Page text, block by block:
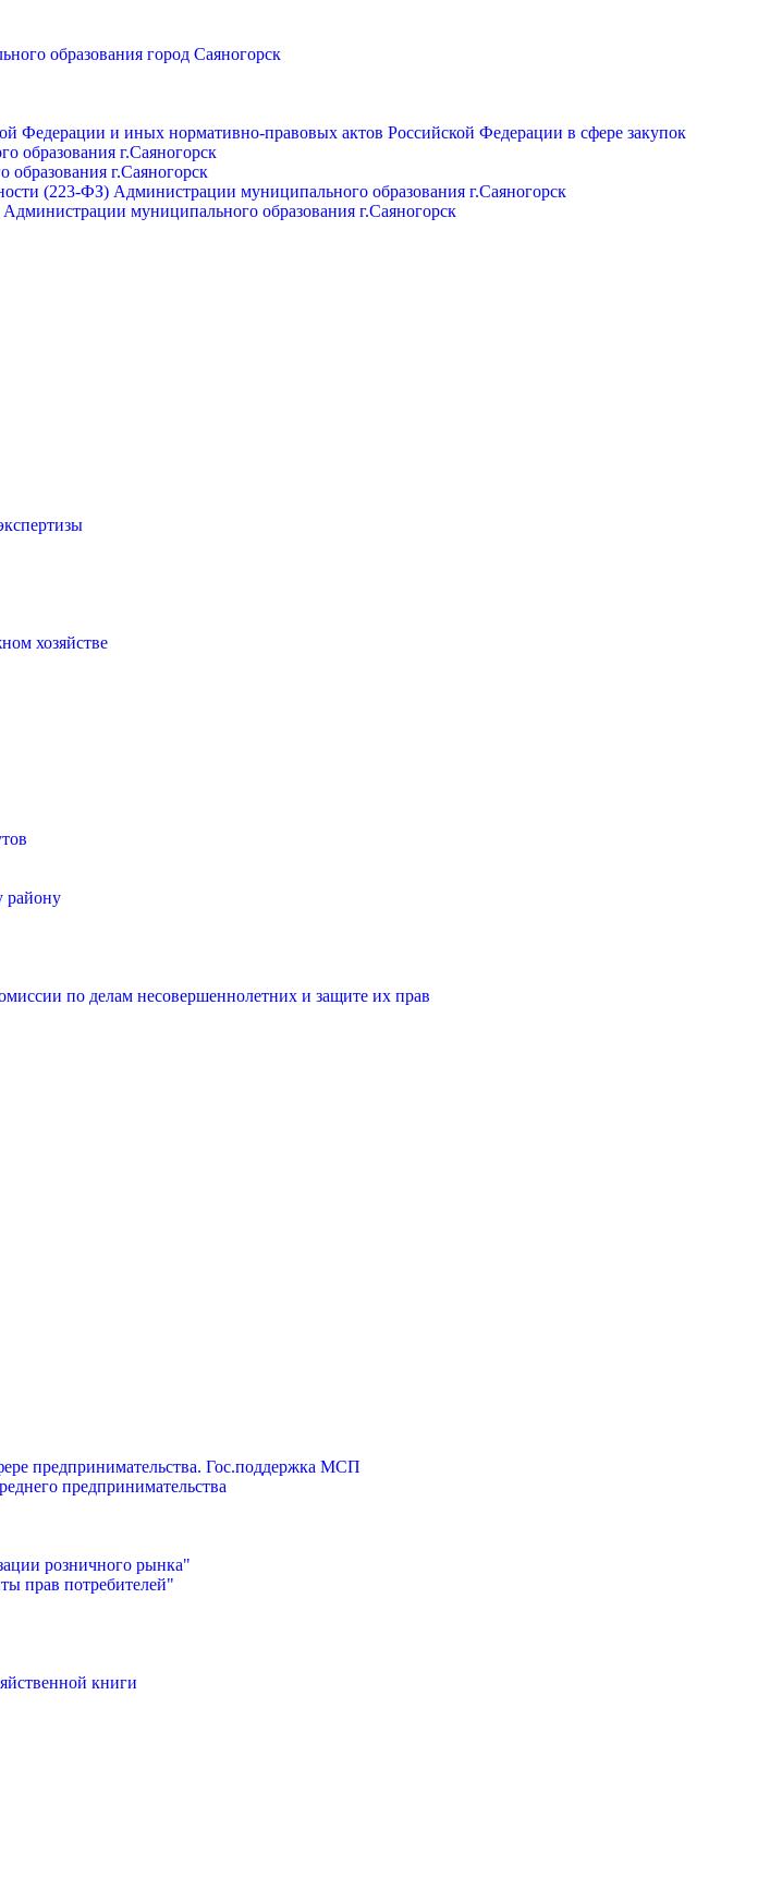
образования город Саяногорск
Федерации и иных нормативно-правовых актов Российской Федерации в сфере закупок
образования г.Саяногорск
г.Саяногорск
(223-ФЗ) Администрации муниципального образования г.Саяногорск
муниципального образования г.Саяногорск
хозяйстве
району
по делам несовершеннолетних и защите их прав
предпринимательства. Гос.поддержка МСП
предпринимательства
розничного рынка"
прав потребителей"
книги